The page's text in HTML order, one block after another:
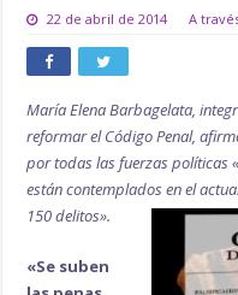
22 de abril de 2014 A
María Elena Barbagelata,
reformar el Código Penal,
por todas las fuerzas políticas
están contemplados en el
150 delitos».
«Se suben